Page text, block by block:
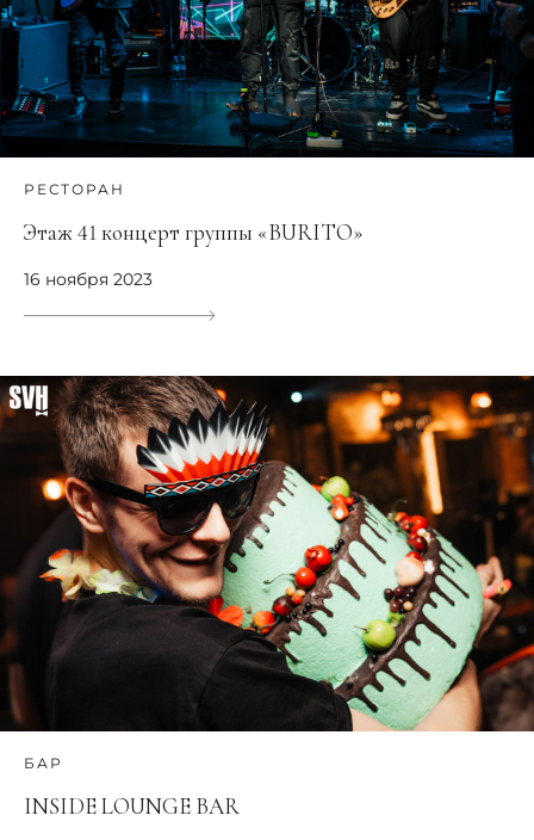
РЕСТОРАН
Этаж 41 концерт группы «BURITO»
16 ноября 2023
БАР
INSIDE LOUNGE BAR